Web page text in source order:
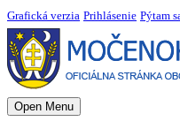
Grafická verzia Prihlásenie Pýtam
Open Menu